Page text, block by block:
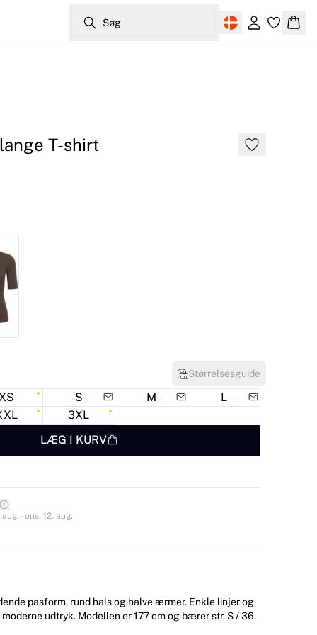
Søg
Log ind Kurv
T-shirt
Størrelsesguide
XS S M
L
3XL
LÆG I KURV
- ons. 12. aug.
pasform, rund hals og halve ærmer. Enkle linjer og
udtryk. Modellen er 177 cm og bærer str. S / 36.